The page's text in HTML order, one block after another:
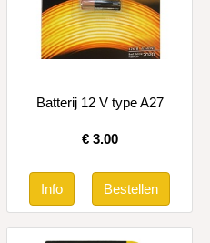
Batterij 12 V type A27
€ 3.00